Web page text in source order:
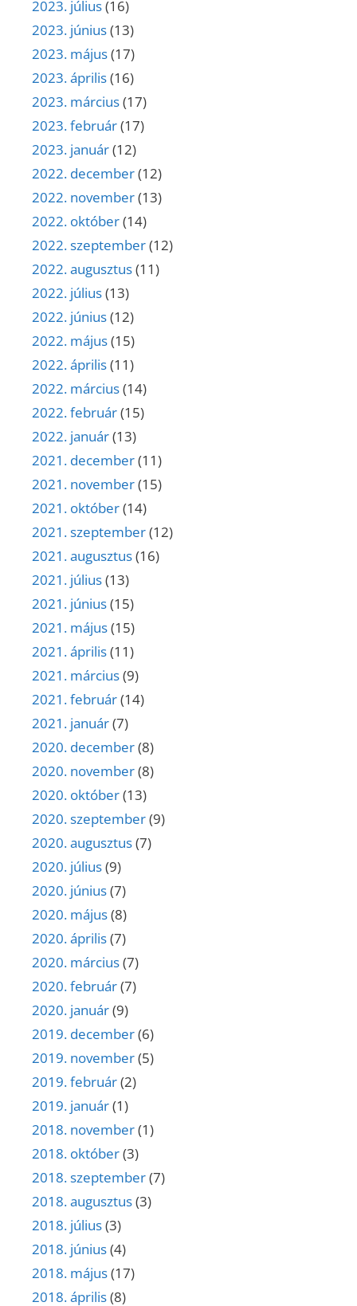
2023. július(16)
2023. június(13)
2023. május(17)
2023. április(16)
2023. március(17)
2023. február(17)
2023. január(12)
2022. december(12)
2022. november(13)
2022. október(14)
2022. szeptember(12)
2022. augusztus(11)
2022. július(13)
2022. június(12)
2022. május(15)
2022. április(11)
2022. március(14)
2022. február(15)
2022. január(13)
2021. december(11)
2021. november(15)
2021. október(14)
2021. szeptember(12)
2021. augusztus(16)
2021. július(13)
2021. június(15)
2021. május(15)
2021. április(11)
2021. március(9)
2021. február(14)
2021. január(7)
2020. december(8)
2020. november(8)
2020. október(13)
2020. szeptember(9)
2020. augusztus(7)
2020. július(9)
2020. június(7)
2020. május(8)
2020. április(7)
2020. március(7)
2020. február(7)
2020. január(9)
2019. december(6)
2019. november(5)
2019. február(2)
2019. január(1)
2018. november(1)
2018. október(3)
2018. szeptember(7)
2018. augusztus(3)
2018. július(3)
2018. június(4)
2018. május(17)
2018. április(8)